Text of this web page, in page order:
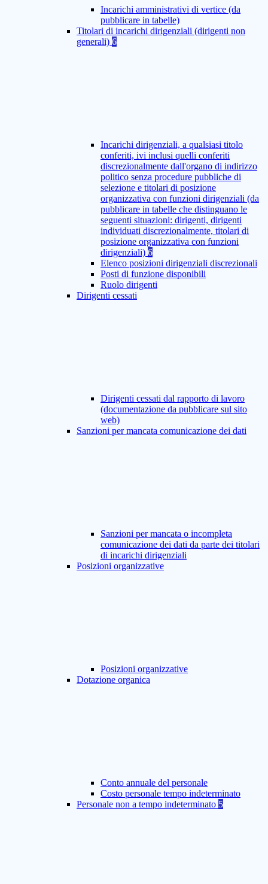
Incarichi amministrativi di vertice (da
pubblicare in tabelle)
Titolari di incarichi dirigenziali (dirigenti non
generali) 6
Incarichi dirigenziali, a qualsiasi titolo
conferiti, ivi inclusi quelli conferiti
discrezionalmente dall'organo di indirizzo
politico senza procedure pubbliche di
selezione e titolari di posizione
organizzativa con funzioni dirigenziali (da
pubblicare in tabelle che distinguano le
seguenti situazioni: dirigenti, dirigenti
individuati discrezionalmente, titolari di
posizione organizzativa con funzioni
dirigenziali) 6
Elenco posizioni dirigenziali discrezionali
Posti di funzione disponibili
Ruolo dirigenti
Dirigenti cessati
Dirigenti cessati dal rapporto di lavoro
(documentazione da pubblicare sul sito
web)
Sanzioni per mancata comunicazione dei dati
Sanzioni per mancata o incompleta
comunicazione dei dati da parte dei titolari
di incarichi dirigenziali
Posizioni organizzative
Posizioni organizzative
Dotazione organica
Conto annuale del personale
Costo personale tempo indeterminato
Personale non a tempo indeterminato 5